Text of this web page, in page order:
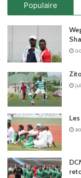
Populaire